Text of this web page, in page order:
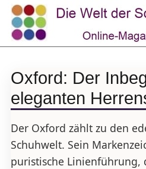
Oxford: Der
eleganten
Der Oxford zählt zu den
Schuhwelt. Sein
puristische Linienführung,